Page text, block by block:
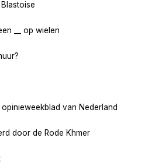
__ op wielen
van Nederland
door de Rode Khmer